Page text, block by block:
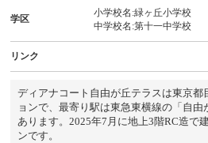
学区
小学校名:緑ヶ丘小学校
中学校名:第十一中学校
リンク
ディアナコート自由が丘テラスは東京都
ョンで、最寄り駅は東急東横線の「自
あります。2025年7月に地上3階RC造で
ンです。